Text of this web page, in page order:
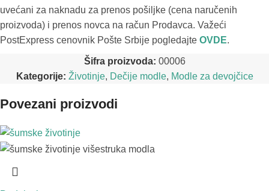
uvećani za naknadu za prenos pošiljke (cena naručenih
proizvoda) i prenos novca na račun Prodavca. Važeći
PostExpress cenovnik Pošte Srbije pogledajte OVDE.
Šifra proizvoda: 00006
Kategorije: Životinje, Dečije modle, Modle za devojčice
Povezani proizvodi